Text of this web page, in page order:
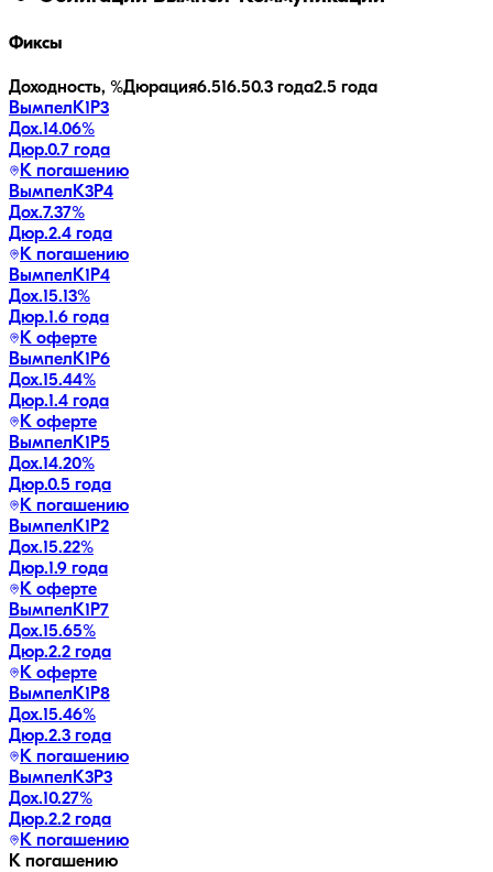
Фиксы
Доходность, %Дюрация6.516.50.3 года2.5 года
ВымпелК1Р3
Дох.14.06%
Дюр.0.7 года
К погашению
ВымпелК3Р4
Дох.7.37%
Дюр.2.4 года
К погашению
ВымпелК1Р4
Дох.15.13%
Дюр.1.6 года
К оферте
ВымпелК1Р6
Дох.15.44%
Дюр.1.4 года
К оферте
ВымпелК1Р5
Дох.14.20%
Дюр.0.5 года
К погашению
ВымпелК1Р2
Дох.15.22%
Дюр.1.9 года
К оферте
ВымпелК1Р7
Дох.15.65%
Дюр.2.2 года
К оферте
ВымпелК1Р8
Дох.15.46%
Дюр.2.3 года
К погашению
ВымпелК3Р3
Дох.10.27%
Дюр.2.2 года
К погашению
К погашению